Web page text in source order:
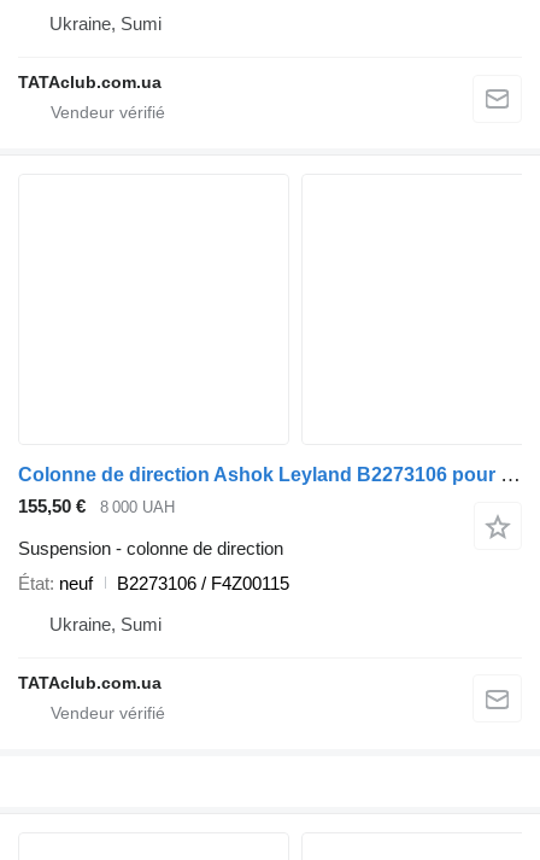
Ukraine, Sumi
TATAclub.com.ua
Colonne de direction Ashok Leyland B2273106 pour camion
155,50 € 8 000 UAH
Suspension - colonne de direction
État neuf
B2273106 / F4Z00115
Ukraine, Sumi
TATAclub.com.ua